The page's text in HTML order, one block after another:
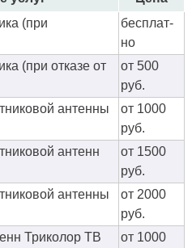
(при
бес­плат­
но
(при отказе от
от 500
руб.
антенны
от 1000
руб.
антенн
от 1500
руб.
антенны
от 2000
руб.
Триколор ТВ
от 1000